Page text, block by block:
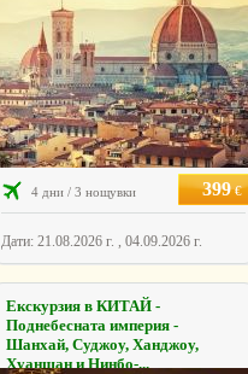
4 дни / 3 нощувки 399€
Дати: 21.08.2026 г. , 04.09.2026 г.
Екскурзия в КИТАЙ -
Поднебесната империя -
Шанхай, Суджоу, Ханджоу,
Хуаншан и Нинбо-...